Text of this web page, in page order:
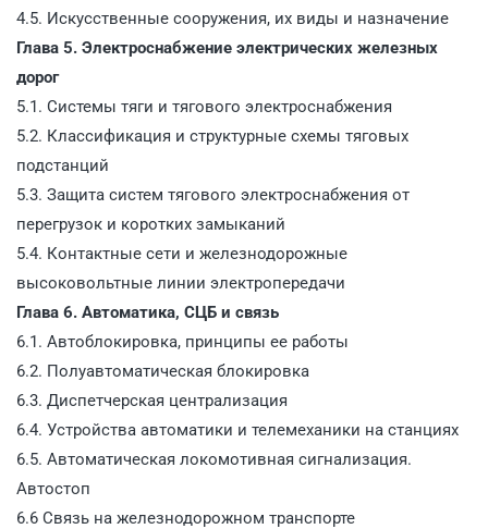
4.5. Искусственные сооружения, их виды и назначение
Глава 5. Электроснабжение электрических железных
дорог
5.1. Системы тяги и тягового электроснабжения
5.2. Классификация и структурные схемы тяговых
подстанций
5.3. Защита систем тягового электроснабжения от
перегрузок и коротких замыканий
5.4. Контактные сети и железнодорожные
высоковольтные линии электропередачи
Глава 6. Автоматика, СЦБ и связь
6.1. Автоблокировка, принципы ее работы
6.2. Полуавтоматическая блокировка
6.3. Диспетчерская централизация
6.4. Устройства автоматики и телемеханики на станциях
6.5. Автоматическая локомотивная сигнализация.
Автостоп
6.6 Связь на железнодорожном транспорте